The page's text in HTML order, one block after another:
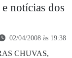
notícias dos
02/04/2008 às 19:38
CHUVAS,